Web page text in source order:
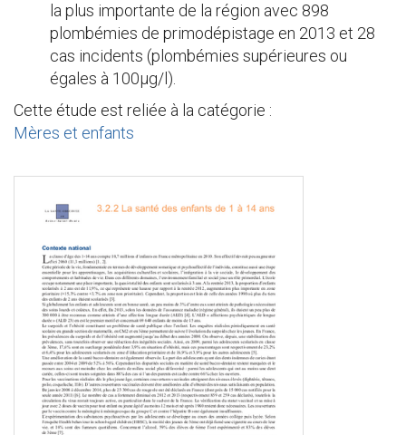
la plus importante de la région avec 898
plombémies de primodépistage en 2013 et 28
cas incidents (plombémies supérieures ou
égales à 100μg/l).
Cette étude est reliée à la catégorie :
Mères et enfants